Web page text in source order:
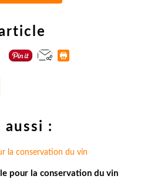
aussi :
pour la conservation du vin